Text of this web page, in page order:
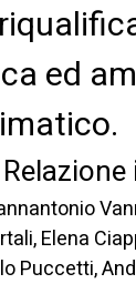
ed
Elena
Puccetti,